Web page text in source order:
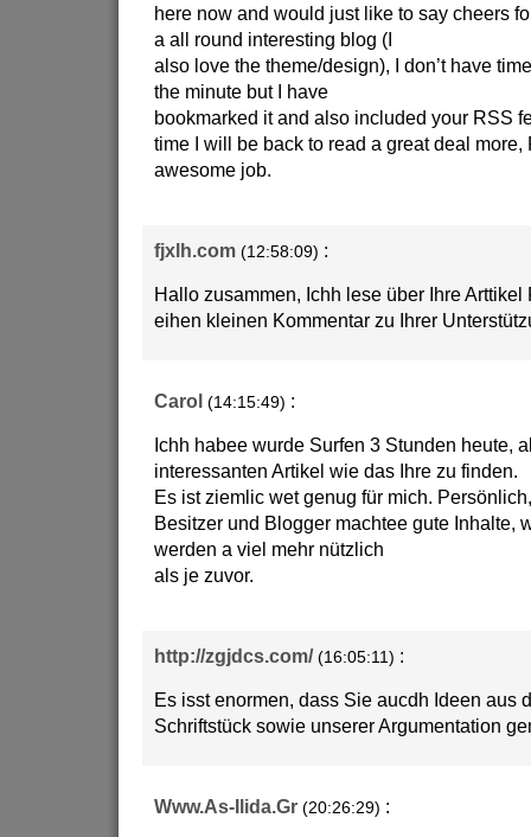
here now and would just like to say cheers
a all round interesting blog (I
also love the theme/design), I don’t have
the minute but I have
bookmarked it and also included your RSS
time I will be back to read a great deal
awesome job.
fjxlh.com (12:58:09) :
Hallo zusammen, Ichh lese über Ihre Arttikel
eihen kleinen Kommentar zu Ihrer
Carol (14:15:49) :
Ichh habee wurde Surfen 3 Stunden heute,
interessanten Artikel wie das Ihre zu finden.
Es ist ziemlic wet genug für mich.
Besitzer und Blogger machtee gute Inhalte,
werden a viel mehr nützlich
als je zuvor.
http://zgjdcs.com/ (16:05:11) :
Es isst enormen, dass Sie aucdh Ideen aus
Schriftstück sowie unserer Argumentation
Www.As-Ilida.Gr (20:26:29) :